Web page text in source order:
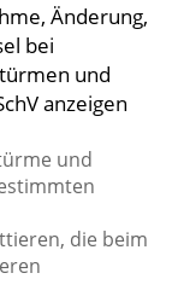
Änderung,
bei
und
anzeigen
und
die beim